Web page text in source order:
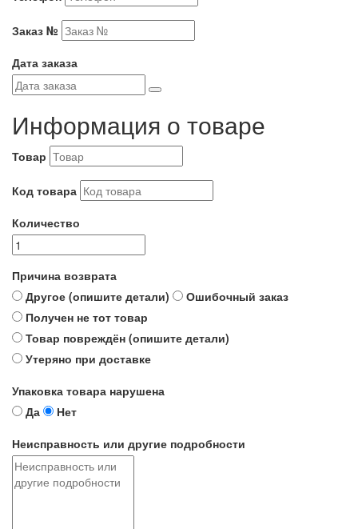
Заказ №
Дата заказа
Информация о товаре
Товар
Код товара
Количество
Причина возврата
Другое (опишите детали)
Ошибочный заказ
Получен не тот товар
Товар повреждён (опишите детали)
Утеряно при доставке
Упаковка товара нарушена
Да
Нет
Неисправность или другие подробности